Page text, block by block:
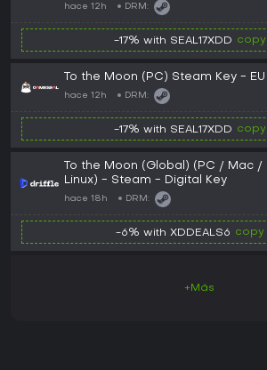
hace 12h DRM:
-17% with SEAL17XDD copy
To the Moon (PC) Steam Key - EU
hace 12h DRM:
-17% with SEAL17XDD copy
To the Moon (Global) (PC / Mac /
Linux) - Steam - Digital Key
hace 18h DRM:
-6% with XDDEALS6 copy
+Más